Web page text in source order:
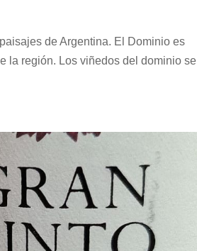
de Argentina. El Dominio es
la región. Los viñedos del dominio se